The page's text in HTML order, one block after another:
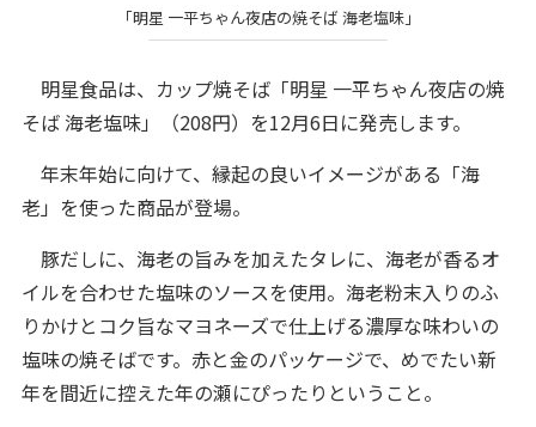
「明星 一平ちゃん夜店の焼そば 海老塩味」
明星食品は、カップ焼そば「明星 一平ちゃん夜店の焼
そば 海老塩味」（208円）を12月6日に発売します。
年末年始に向けて、縁起の良いイメージがある「海
老」を使った商品が登場。
豚だしに、海老の旨みを加えたタレに、海老が香るオ
イルを合わせた塩味のソースを使用。海老粉末入りのふ
りかけとコク旨なマヨネーズで仕上げる濃厚な味わいの
塩味の焼そばです。赤と金のパッケージで、めでたい新
年を間近に控えた年の瀬にぴったりということ。